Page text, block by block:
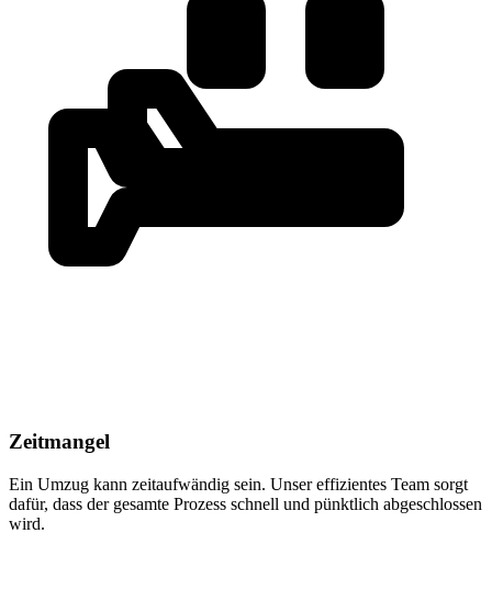
Zeitmangel
Ein Umzug kann zeitaufwändig sein. Unser effizientes Team sorgt
dafür, dass der gesamte Prozess schnell und pünktlich abgeschlossen
wird.